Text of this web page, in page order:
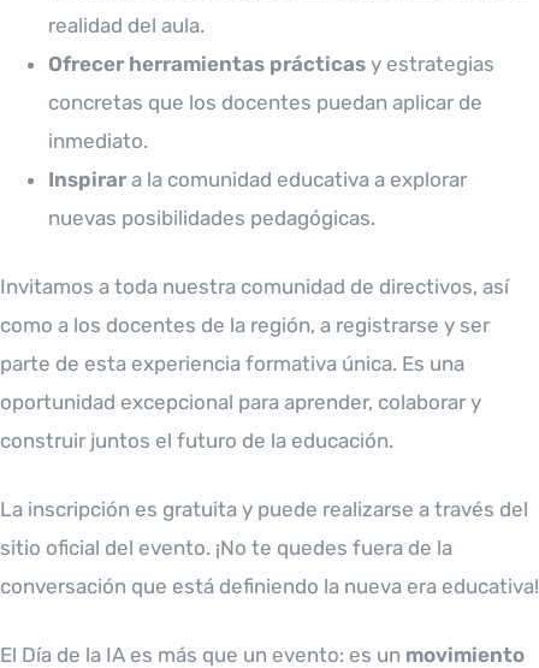
realidad del aula.
Ofrecer herramientas prácticas y estrategias
concretas que los docentes puedan aplicar de
inmediato.
Inspirar a la comunidad educativa a explorar
nuevas posibilidades pedagógicas.
Invitamos a toda nuestra comunidad de directivos, así
como a los docentes de la región, a registrarse y ser
parte de esta experiencia formativa única. Es una
oportunidad excepcional para aprender, colaborar y
construir juntos el futuro de la educación.
La inscripción es gratuita y puede realizarse a través del
sitio oficial del evento. ¡No te quedes fuera de la
conversación que está definiendo la nueva era educativa!
El Día de la IA es más que un evento: es un movimiento